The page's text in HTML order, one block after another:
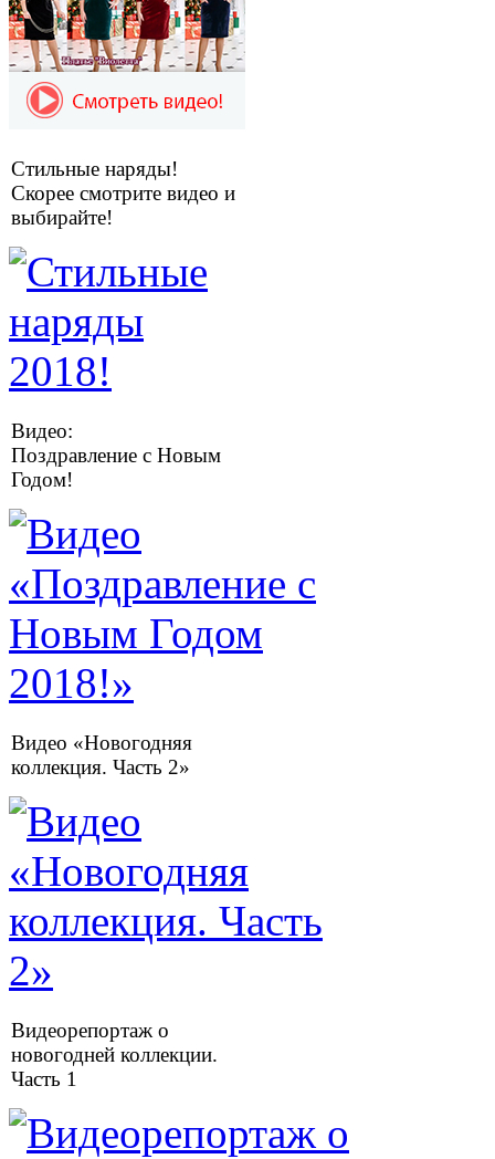
Стильные наряды!
Скорее смотрите видео и
выбирайте!
Видео:
Поздравление с Новым
Годом!
Видео «Новогодняя
коллекция. Часть 2»
Видеорепортаж о
новогодней коллекции.
Часть 1